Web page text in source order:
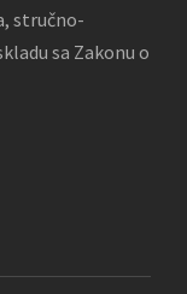
stručno-
sa Zakonu o